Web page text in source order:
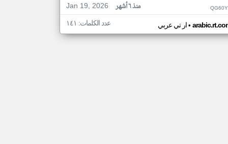
Jan 19, 2026
منذ ٦ أشهر
ار تي عربي• عدد الكلمات: ١٤١